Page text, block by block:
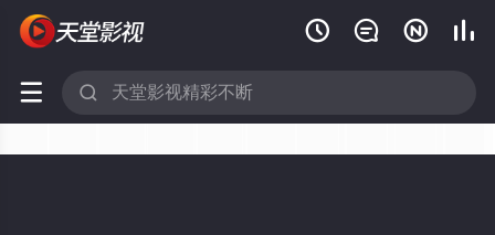
   
 